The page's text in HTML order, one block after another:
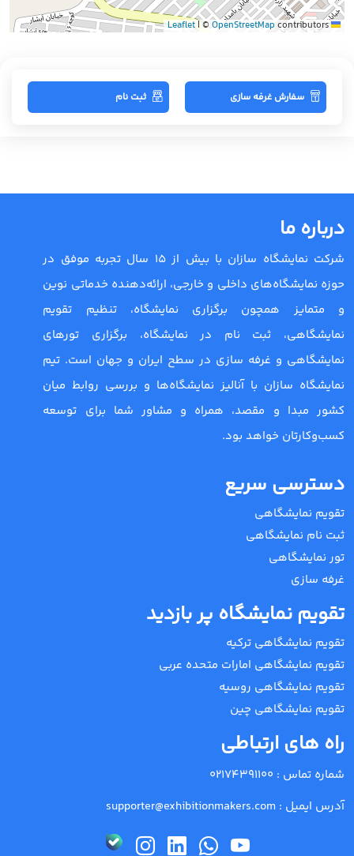
Leaflet
|©OpenStreetMap contributors
سفارش غرفه سازی ثبت نام
درباره ما
شرکت نمایشگاه سازان با بیش از 15 سال تجربه موفق در
حوزه نمایشگاه‌های داخلی و خارجی، ارائه‌دهنده خدماتی نوین
و متمایز همچون برگزاری نمایشگاه، تنظیم تقویم
نمایشگاهی، ثبت نام در نمایشگاه، برگزاری تورهای
نمایشگاهی و غرفه سازی در سطح ایران و جهان است. تیم
نمایشگاه سازان با آنالیز نمایشگاه‌ها و بررسی روابط میان
کشور مبدا و مقصد، همراه و مشاور شما برای توسعه
کسب‌وکارتان خواهد بود.
دسترسی سریع
تقویم نمایشگاهی
ثبت نام نمایشگاهی
تور نمایشگاهی
غرفه سازی
تقویم نمایشگاه پر بازدید
تقویم نمایشگاهی ترکیه
تقویم نمایشگاهی امارات متحده عربی
تقویم نمایشگاهی روسیه
تقویم نمایشگاهی چین
راه های ارتباطی
شماره تماس : 02174391100
آدرس ایمیل : supporter@exhibitionmakers.com